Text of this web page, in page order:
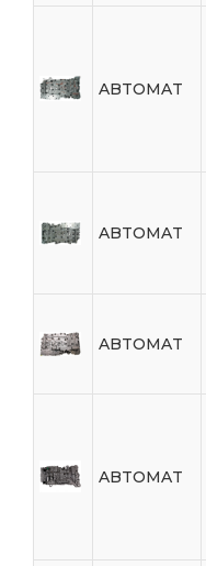
ABTOMAT
ABTOMAT
ABTOMAT
ABTOMAT